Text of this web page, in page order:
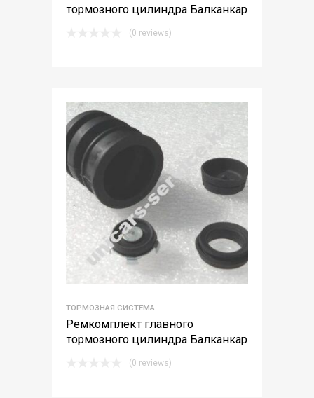
тормозного цилиндра Балканкар
(0 reviews)
ТОРМОЗНАЯ СИСТЕМА
Ремкомплект главного
тормозного цилиндра Балканкар
(0 reviews)